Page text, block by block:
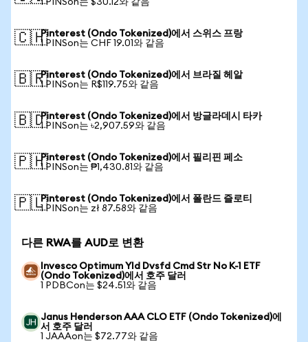
1 PINSon는 $30.12와 같음
🇨🇭Pinterest (Ondo Tokenized)에서 스위스 프랑
1 PINSon는 CHF 19.01와 같음
🇧🇷Pinterest (Ondo Tokenized)에서 브라질 헤알
1 PINSon는 R$119.75와 같음
🇧🇩Pinterest (Ondo Tokenized)에서 방글라데시 타카
1 PINSon는 ৳2,907.59와 같음
🇵🇭Pinterest (Ondo Tokenized)에서 필리핀 페소
1 PINSon는 ₱1,430.81와 같음
🇵🇱Pinterest (Ondo Tokenized)에서 폴란드 즐로티
1 PINSon는 zł 87.58와 같음
다른 RWA를 AUD로 변환
Invesco Optimum Yld Dvsfd Cmd Str No K-1 ETF
(Ondo Tokenized)에서 호주 달러
1 PDBCon는 $24.51와 같음
Janus Henderson AAA CLO ETF (Ondo Tokenized)에
서 호주 달러
1 JAAAon는 $72.77와 같음